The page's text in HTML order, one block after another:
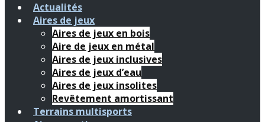
Actualités
Aires de jeux
Aires de jeux en bois
Aire de jeux en métal
Aires de jeux inclusives
Aires de jeux d’eau
Aires de jeux insolites
Revêtement amortissant
Terrains multisports